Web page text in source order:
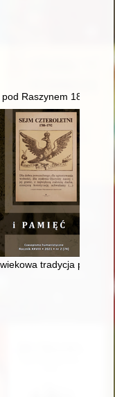
2016"
pod Raszynem 1809 r.
tradycja